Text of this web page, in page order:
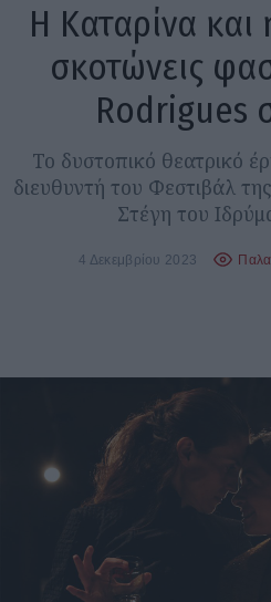
Η Καταρίνα
σκοτώνεις
Rodrigues
Το δυστοπικό θεατρικό
διευθυντή του Φεστιβάλ
Στέγη του
4 Δεκεμβρίου 2023